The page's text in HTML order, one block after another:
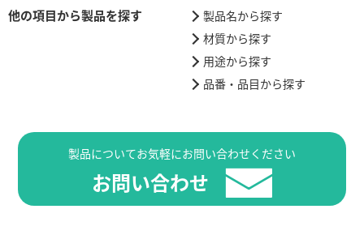
他の項目から製品を探す
製品名から探す
材質から探す
用途から探す
品番・品目から探す
製品についてお気軽にお問い合わせください
お問い合わせ